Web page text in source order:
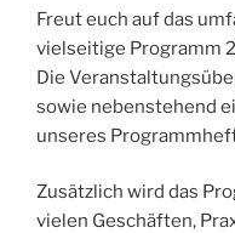
Freut euch auf das
vielseitige Programm
Die
sowie nebenstehend
unseres
Zusätzlich wird das
vielen Geschäften,